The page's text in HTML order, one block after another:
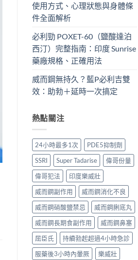
使用方式、心理狀態與身體條
件全面解析
必利勁 POXET-60（鹽酸達泊
西汀）完整指南：印度 Sunrise
藥廠規格、正確用法
威而鋼無持久？藍P必利吉雙
效：助勃＋延時一次搞定
熱點關注
24小時最多1次
PDE5抑制劑
SSRI
Super Tadarise
偉哥份量
偉哥犯法
印度樂威壯
威而鋼副作用
威而鋼消化不良
威而鋼硝酸鹽禁忌
威而鋼脷底丸
威而鋼長期食副作用
威而鋼鼻塞
屈臣氏
持續勃起超過4小時急診
服藥後3小時內暈厥
樂威壯